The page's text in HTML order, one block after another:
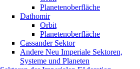
Planetenoberfläche
Dathomir
Orbit
Planetenoberfläche
Cassander Sektor
Andere Neu Imperiale Sektoren,
Systeme und Planeten